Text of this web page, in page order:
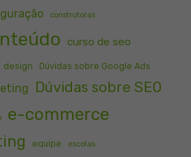
construtoras
curso de seo
design Dúvidas sobre Google Ads
Dúvidas sobre SEO
e-commerce
equipe escolas